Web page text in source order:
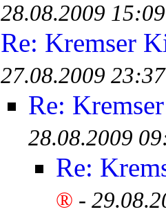
28.08.2009 15:09
Re: Kremser
27.08.2009 23:37
Re:
28.08.2009
Re:
® -